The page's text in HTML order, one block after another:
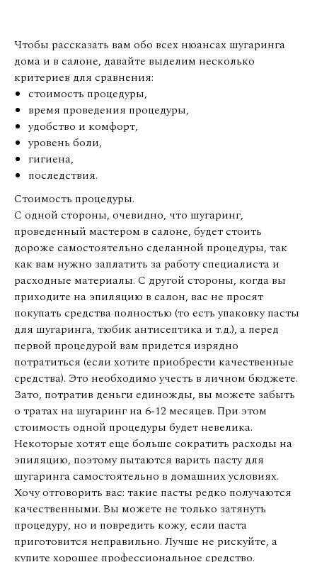
Чтобы рассказать вам обо всех нюансах шугаринга
дома и в салоне, давайте выделим несколько
критериев для сравнения:
стоимость процедуры,
время проведения процедуры,
удобство и комфорт,
уровень боли,
гигиена,
последствия.
Стоимость процедуры.
С одной стороны, очевидно, что шугаринг,
проведенный мастером в салоне, будет стоить
дороже самостоятельно сделанной процедуры, так
как вам нужно заплатить за работу специалиста и
расходные материалы. С другой стороны, когда вы
приходите на эпиляцию в салон, вас не просят
покупать средства полностью (то есть упаковку пасты
для шугаринга, тюбик антисептика и т.д.), а перед
первой процедурой вам придется изрядно
потратиться (если хотите приобрести качественные
средства). Это необходимо учесть в личном бюджете.
Зато, потратив деньги единожды, вы можете забыть
о тратах на шугаринг на 6-12 месяцев. При этом
стоимость одной процедуры будет невелика.
Некоторые хотят еще больше сократить расходы на
эпиляцию, поэтому пытаются варить пасту для
шугаринга самостоятельно в домашних условиях.
Хочу отговорить вас: такие пасты редко получаются
качественными. Вы можете не только затянуть
процедуру, но и повредить кожу, если паста
приготовится неправильно. Лучше не рискуйте, а
купите хорошее профессиональное средство.